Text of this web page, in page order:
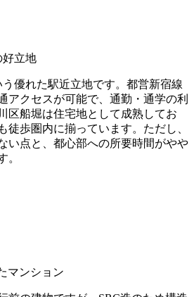
好立地
優れた駅近立地です。都営新宿線
アクセスが可能で、通勤・通学の利
区船堀は住宅地として成熟してお
徒歩圏内に揃っています。ただし、
い点と、都心部への所要時間がやや
。
マンション